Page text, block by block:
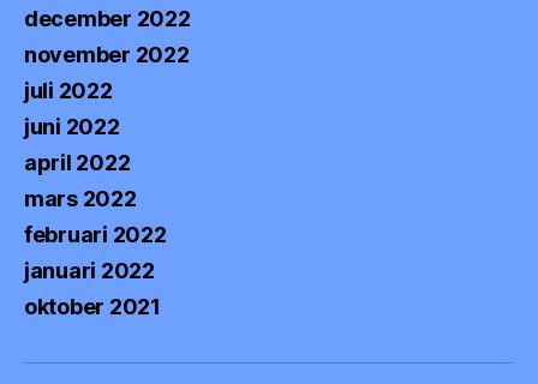
december 2022
november 2022
juli 2022
juni 2022
april 2022
mars 2022
februari 2022
januari 2022
oktober 2021